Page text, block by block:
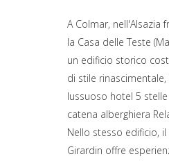
A Colmar, nell'Alsazia
la Casa delle Teste
un edificio storico
di stile
lussuoso hotel 5
catena alberghiera
Nello stesso edificio,
Girardin offre